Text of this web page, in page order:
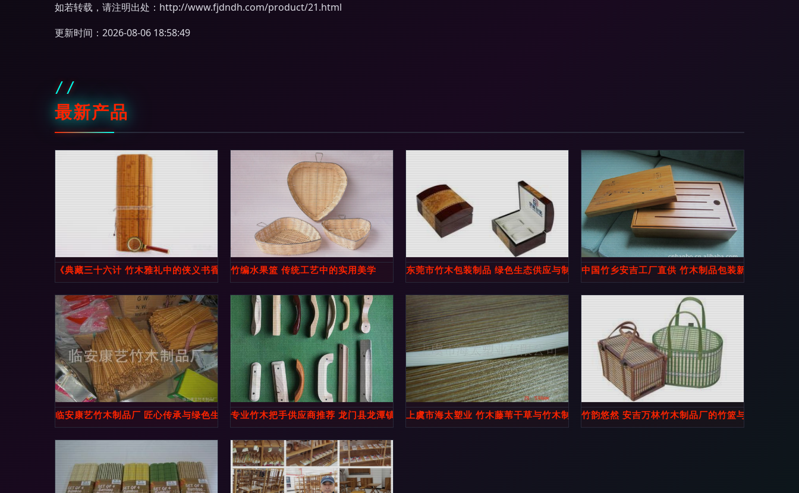
如若转载，请注明出处：http://www.fjdndh.com/product/21.html
更新时间：2026-08-06 18:58:49
最新产品
《典藏三十六计 竹木雅礼中的侠义书香》 竹编水果篮 传统工艺中的实用美学 东莞市竹木包装制品 绿色生态供应与制造优势探析中国竹乡安吉工厂直供 竹木制品包装新选择，绿色
临安康艺竹木制品厂 匠心传承与绿色生活的缔造者专业竹木把手供应商推荐 龙门县龙潭镇铁岗永发竹木制品工艺厂上虞市海太塑业 竹木藤苇干草与竹木制品产品全览竹韵悠然 安吉万林竹木制品厂的竹篮与竹包装之美